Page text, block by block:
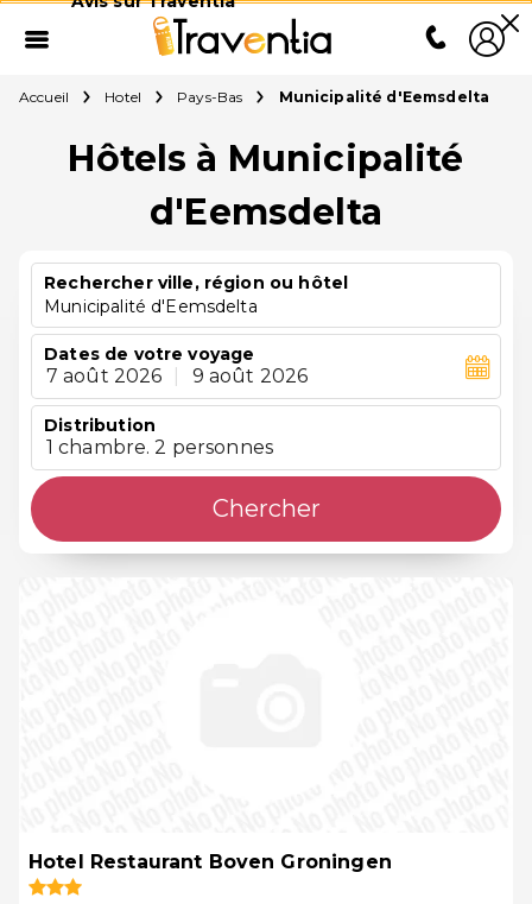
Accueil Hotel Pays-Bas Municipalité d'Eemsdelta
Hôtels à Municipalité
d'Eemsdelta
Rechercher ville, région ou hôtel
Municipalité d'Eemsdelta
Dates de votre voyage
7 août 2026 9 août 2026
Distribution
1 chambre. 2 personnes
Chercher
Hotel Restaurant Boven Groningen